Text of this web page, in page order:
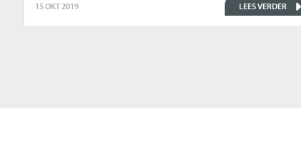
15 OKT 2019 LEES VERDER